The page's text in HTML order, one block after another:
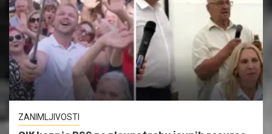
ZANIMLJIVOSTI